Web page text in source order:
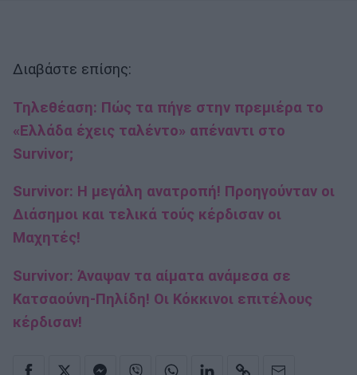
Διαβάστε επίσης:
Τηλεθέαση: Πώς τα πήγε στην πρεμιέρα το
«Ελλάδα έχεις ταλέντο» απέναντι στο
Survivor;
Survivor: Η μεγάλη ανατροπή! Προηγούνταν οι
Διάσημοι και τελικά τούς κέρδισαν οι
Μαχητές!
Survivor: Άναψαν τα αίματα ανάμεσα σε
Κατσαούνη-Πηλίδη! Οι Κόκκινοι επιτέλους
κέρδισαν!